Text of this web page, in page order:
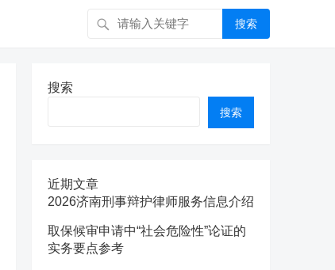
搜索
搜索
搜索
近期文章
2026济南刑事辩护律师服务信息介绍
取保候审申请中“社会危险性”论证的
实务要点参考